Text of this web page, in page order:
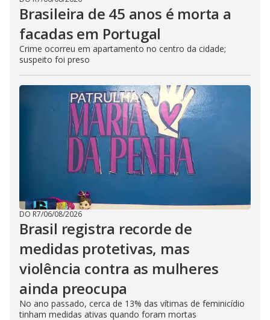
Brasileira de 45 anos é morta a
facadas em Portugal
Crime ocorreu em apartamento no centro da cidade;
suspeito foi preso
DO R7/06/08/2026
Brasil registra recorde de
medidas protetivas, mas
violência contra as mulheres
ainda preocupa
No ano passado, cerca de 13% das vítimas de feminicídio
tinham medidas ativas quando foram mortas